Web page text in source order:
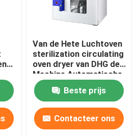
Van de Hete Luchtoven
sterilization circulating
oven dryer van DHG de
Machine Automatische
Controle
Beste prijs
Contacteer ons